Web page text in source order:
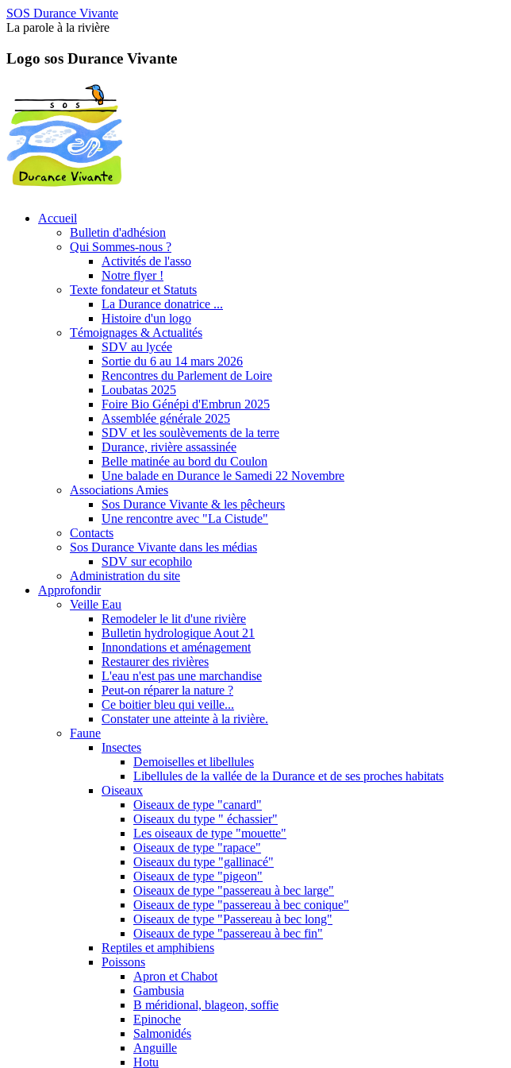
SOS Durance Vivante
La parole à la rivière
Logo sos Durance Vivante
Accueil
Bulletin d'adhésion
Qui Sommes-nous ?
Activités de l'asso
Notre flyer !
Texte fondateur et Statuts
La Durance donatrice ...
Histoire d'un logo
Témoignages & Actualités
SDV au lycée
Sortie du 6 au 14 mars 2026
Rencontres du Parlement de Loire
Loubatas 2025
Foire Bio Génépi d'Embrun 2025
Assemblée générale 2025
SDV et les soulèvements de la terre
Durance, rivière assassinée
Belle matinée au bord du Coulon
Une balade en Durance le Samedi 22 Novembre
Associations Amies
Sos Durance Vivante & les pêcheurs
Une rencontre avec "La Cistude"
Contacts
Sos Durance Vivante dans les médias
SDV sur ecophilo
Administration du site
Approfondir
Veille Eau
Remodeler le lit d'une rivière
Bulletin hydrologique Aout 21
Innondations et aménagement
Restaurer des rivières
L'eau n'est pas une marchandise
Peut-on réparer la nature ?
Ce boitier bleu qui veille...
Constater une atteinte à la rivière.
Faune
Insectes
Demoiselles et libellules
Libellules de la vallée de la Durance et de ses proches habitats
Oiseaux
Oiseaux de type "canard"
Oiseaux du type " échassier"
Les oiseaux de type "mouette"
Oiseaux de type "rapace"
Oiseaux du type "gallinacé"
Oiseaux de type "pigeon"
Oiseaux de type "passereau à bec large"
Oiseaux de type "passereau à bec conique"
Oiseaux de type "Passereau à bec long"
Oiseaux de type "passereau à bec fin"
Reptiles et amphibiens
Poissons
Apron et Chabot
Gambusia
B méridional, blageon, soffie
Epinoche
Salmonidés
Anguille
Hotu